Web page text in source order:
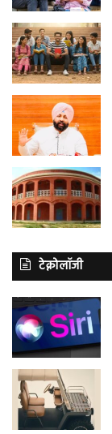
टेक्नोलॉजी